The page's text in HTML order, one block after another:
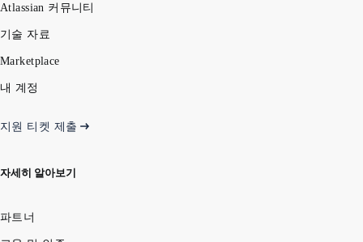
Atlassian 커뮤니티
기술 자료
Marketplace
내 계정
지원 티켓 제출
자세히 알아보기
파트너